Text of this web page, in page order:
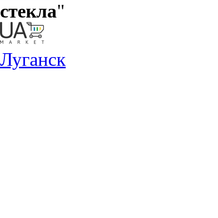
стекла"
Луганск